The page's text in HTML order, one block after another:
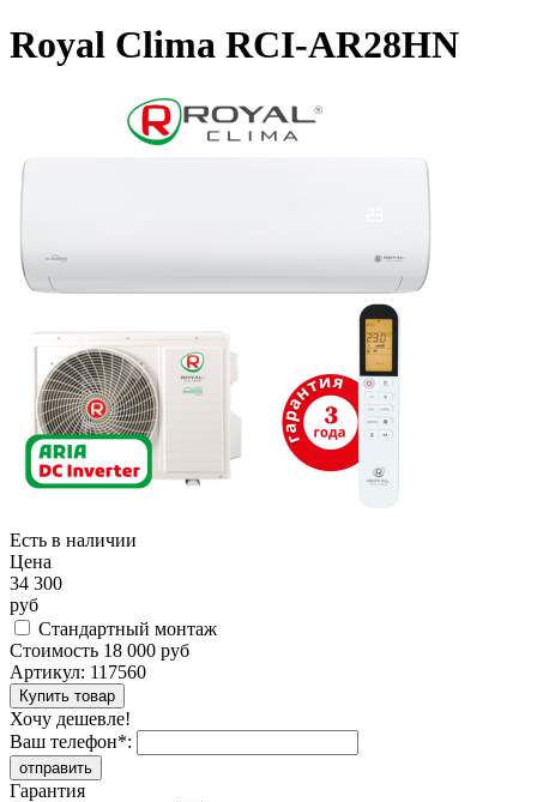
Royal Clima RCI-AR28HN
Есть в наличии
Цена
34 300
руб
Стандартный монтаж
Стоимость 18 000 руб
Артикул: 117560
Хочу дешевле!
Ваш телефон*:
Гарантия